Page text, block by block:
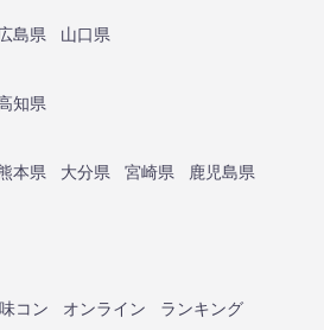
島県
山口県
知県
本県 大分県 宮崎県
鹿児島県
コン オンライン ランキング